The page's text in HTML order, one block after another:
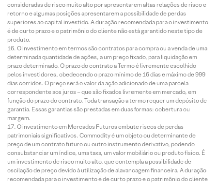
consideradas de risco muito alto por apresentarem altas relações de risco e
retorno e algumas posições apresentarem a possibilidade de perdas
superiores ao capital investido. A duração recomendada para o investimento
é de curto prazo e o patrimônio do cliente não está garantido neste tipo de
produto.
O investimento em termos são contratos para compra ou a venda de uma
determinada quantidade de ações, a um preço fixado, para liquidação em
prazo determinado. O prazo do contrato a Termo é livremente escolhido
pelos investidores, obedecendo o prazo mínimo de 16 dias e máximo de 999
dias corridos. O preço será o valor da ação adicionado de uma parcela
correspondente aos juros – que são fixados livremente em mercado, em
função do prazo do contrato. Toda transação a termo requer um depósito de
garantia. Essas garantias são prestadas em duas formas: cobertura ou
margem.
O investimento em Mercados Futuros embute riscos de perdas
patrimoniais significativos. Commodity é um objeto ou determinante de
preço de um contrato futuro ou outro instrumento derivativo, podendo
consubstanciar um índice, uma taxa, um valor mobiliário ou produto físico. É
um investimento de risco muito alto, que contempla a possibilidade de
oscilação de preço devido à utilização de alavancagem financeira. A duração
recomendada para o investimento é de curto prazo e o patrimônio do cliente